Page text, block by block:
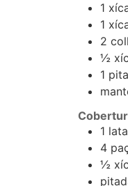
1
1
2
½
1
1 lata
4
½